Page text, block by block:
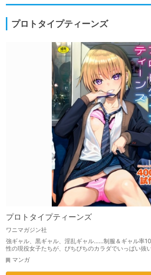
プロトタイプティーンズ
プロトタイプティーンズ
ワニマガジン社
強ギャル、黒ギャル、淫乱ギャル……制服＆ギャル率
性の現役女子たちが、ぴちぴちのカラダでいっぱい抜
マンガ